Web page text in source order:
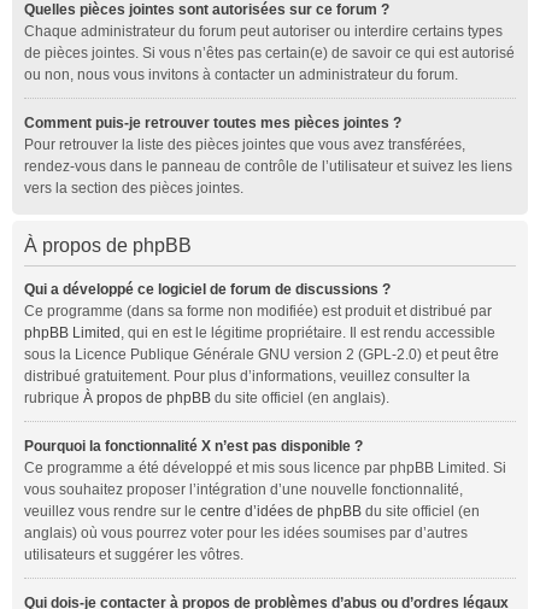
Quelles pièces jointes sont autorisées sur ce forum ?
Chaque administrateur du forum peut autoriser ou interdire certains types
de pièces jointes. Si vous n’êtes pas certain(e) de savoir ce qui est autorisé
ou non, nous vous invitons à contacter un administrateur du forum.
Comment puis-je retrouver toutes mes pièces jointes ?
Pour retrouver la liste des pièces jointes que vous avez transférées,
rendez-vous dans le panneau de contrôle de l’utilisateur et suivez les liens
vers la section des pièces jointes.
À propos de phpBB
Qui a développé ce logiciel de forum de discussions ?
Ce programme (dans sa forme non modifiée) est produit et distribué par
phpBB Limited , qui en est le légitime propriétaire. Il est rendu accessible
sous la Licence Publique Générale GNU version 2 (GPL-2.0) et peut être
distribué gratuitement. Pour plus d’informations, veuillez consulter la
rubrique À propos de phpBB du site officiel (en anglais).
Pourquoi la fonctionnalité X n’est pas disponible ?
Ce programme a été développé et mis sous licence par phpBB Limited. Si
vous souhaitez proposer l’intégration d’une nouvelle fonctionnalité,
veuillez vous rendre sur le centre d’idées de phpBB du site officiel (en
anglais) où vous pourrez voter pour les idées soumises par d’autres
utilisateurs et suggérer les vôtres.
Qui dois-je contacter à propos de problèmes d’abus ou d’ordres légaux